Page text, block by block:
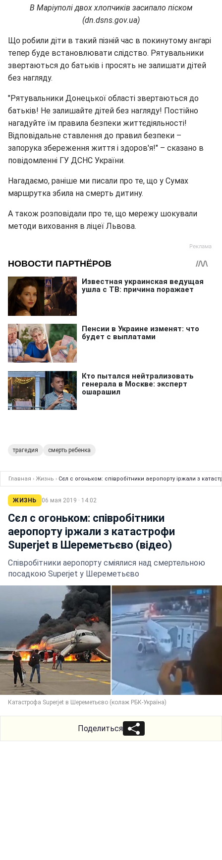
В Маріуполі двох хлопчиків засипало піском
(dn.dsns.gov.ua)
Що робили діти в такий пізній час в покинутому ангарі
тепер буде встановлювати слідство. Рятувальники
звертаються до батьків і просять не залишати дітей
без нагляду.
"Рятувальники Донецької області звертаються до
батьків! Не залишайте дітей без нагляду! Постійно
нагадуйте їм правила безпеки життєдіяльності!
Відповідальне ставлення до правил безпеки –
запорука збереження життя і здоров'я!" – сказано в
повідомленні ГУ ДСНС України.
Нагадаємо, раніше ми писали про те, що у Сумах
маршрутка збила на смерть дитину.
А також розповідали про те, що мережу шокували
методи виховання в ліцеї Львова.
трагедия смерть ребенка
Главная › Жизнь › Сєл с огоньком: співробітники аеропорту іржали з
ЖИЗНЬ 06 мая 2019 · 14:02
Сєл с огоньком: співробітники
аеропорту іржали з катастрофи
Superjet в Шереметьєво (відео)
Співробітники аеропорту сміялися над смертельною
посадкою Superjet у Шереметьєво
Катастрофа Superjet в Шереметьєво (колаж РБК-Україна)
Поделиться